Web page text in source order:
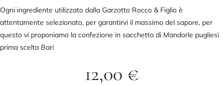
Ogni ingrediente utilizzato dalla Garzotto Rocco & Figlio è
attentamente selezionato, per garantirvi il massimo del sapore, per
questo vi proponiamo la confezione in sacchetto di Mandorle pugliesi
prima scelta Bari
12,00 €